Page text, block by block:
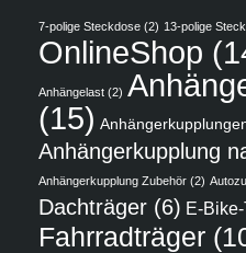
7-polige Steckdose (2) 13-polige
OnlineShop
Anhängelast (2)
(15)
Anhängerkupplung
Anhängerkupplung Zubehör (2)
Dachträger (6) E-
Fahrradträger